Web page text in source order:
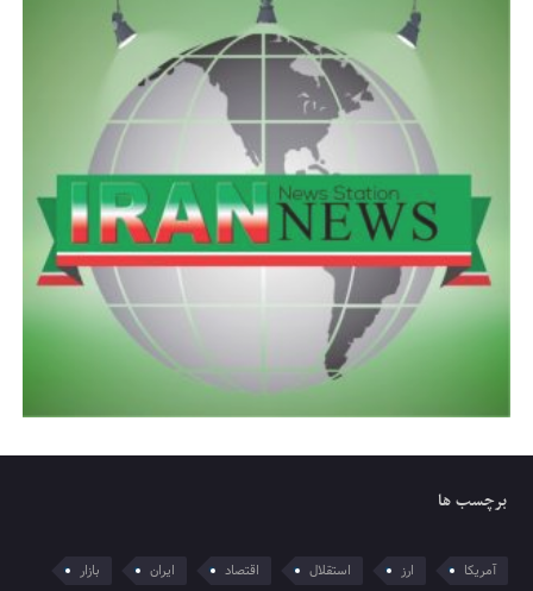
برچسب ها
آمریکا ارز استقلال اقتصاد ایران بازار